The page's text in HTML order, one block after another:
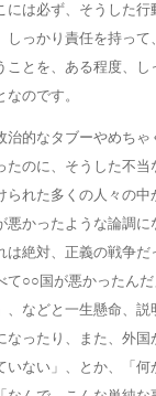
には必ず、そうした
しっかり責任を持っ
ことを、ある程度、し
のです。
的なタブーやめちゃ
たのに、そうした不
られた多くの人々の中
悪かったような論調に
絶対、正義の戦争だ
て○○国が悪かったん
、などと一生懸命、説
ったり、また、外国
いない」、とか、「何